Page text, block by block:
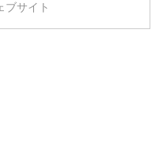
ブサイト